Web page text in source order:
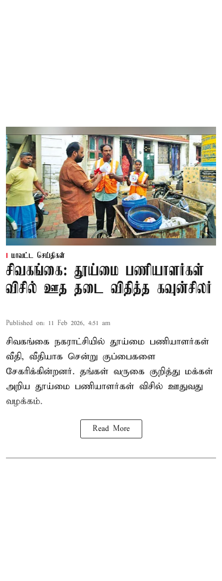
மாவட்ட செய்திகள்
சிவகங்கை: தூய்மை பணியாளர்கள்
விசில் ஊத தடை விதித்த கவுன்சிலர்
Published on: 11 Feb 2026, 4:51 am
சிவகங்கை நகராட்சியில் தூய்மை பணியாளர்கள்
வீதி, வீதியாக சென்று குப்பைகளை
சேகரிக்கின்றனர். தங்கள் வருகை குறித்து மக்கள்
அறிய தூய்மை பணியாளர்கள் விசில் ஊதுவது
வழக்கம்.
Read More